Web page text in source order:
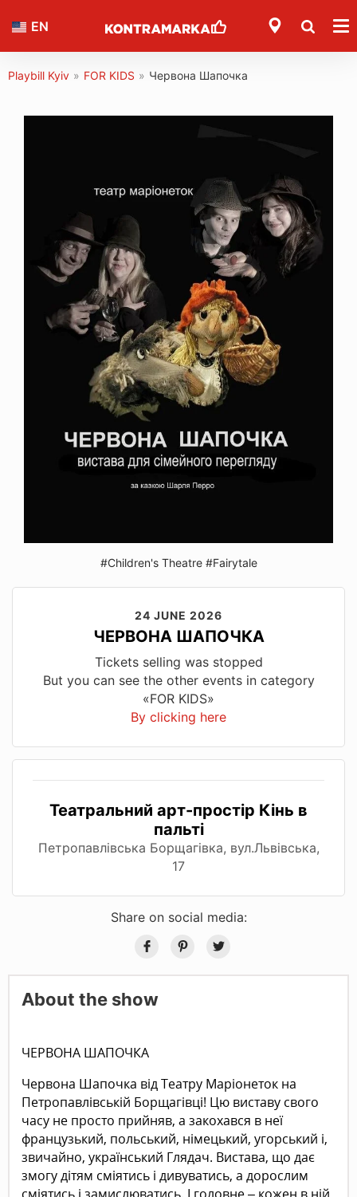
EN
Playbill Kyiv » FOR KIDS » Червона Шапочка
#Children's Theatre #Fairytale
24 JUNE 2026
ЧЕРВОНА ШАПОЧКА
Tickets selling was stopped
But you can see the other events in category
«FOR KIDS»
By clicking here
Театральний арт-простір Кінь в
пальті
Петропавлівська Борщагівка, вул.Львівська,
17
Share on social media:
About the show
ЧЕРВОНА ШАПОЧКА
Червона Шапочка від Театру Маріонеток на
Петропавлівській Борщагівці! Цю виставу свого
часу не просто прийняв, а закохався в неї
французький, польський, німецький, угорський і,
звичайно, український Глядач. Вистава, що дає
змогу дітям сміятись і дивуватись, а дорослим